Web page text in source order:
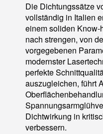
Die Dichtungssätze
vollständig in Italien
einem soliden Know-
nach strengen, von
vorgegebenen
modernster
perfekte
auszugleichen, führt
Dichtwirkung in
verbessern.